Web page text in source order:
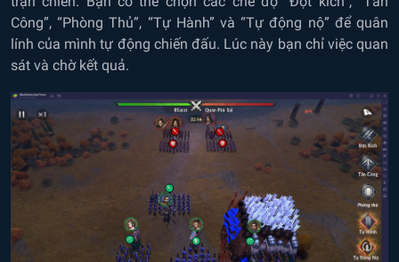
Công”, “Phòng Thủ”, “Tự Hành” và “Tự động nộ” để quân
lính của mình tự động chiến đấu. Lúc này bạn chỉ việc quan
sát và chờ kết quả.